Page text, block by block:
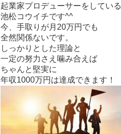
起業家プロデューサーをしている
池松コウイチです^^
今、手取りが月20万円でも
全然関係ないです。
しっかりとした理論と
一定の努力さえ噛み合えば
ちゃんと堅実に
年収1000万円は達成できます！